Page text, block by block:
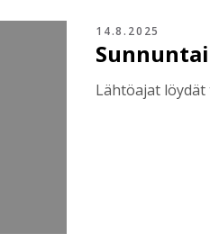
14.8.2025
Lähtöajat löydät